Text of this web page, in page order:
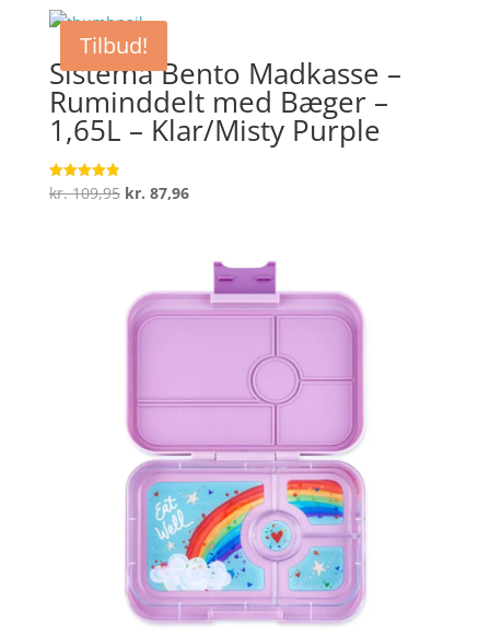
Tilbud!
Sistema Bento Madkasse –
Ruminddelt med Bæger –
1,65L – Klar/Misty Purple
Vurderet
4.9
kr.109,95 Den
kr. 109,95.
kr. 87,96Den
kr. 87,96.